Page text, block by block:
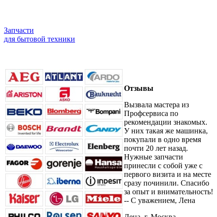
Запчасти
для бытовой техники
Отзывы
Вызвала мастера из
Профсервиса по
рекомендации знакомых.
У них такая же машинка,
покупали в одно время
почти 20 лет назад.
Нужные запчасти
принесли с собой уже с
первого визита и на месте
сразу починили. Спасибо
за опыт и внимательность!
-- С уважением, Лена